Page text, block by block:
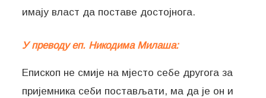
имају власт да поставе достојнога.
У преводу еп. Никодима Милаша:
Епископ не смије на мјесто себе другога за
пријемника себи постављати, ма да је он и